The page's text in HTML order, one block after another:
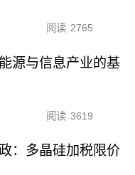
阅读 2765
源与信息产业的基
阅读 3619
：多晶硅加税限价